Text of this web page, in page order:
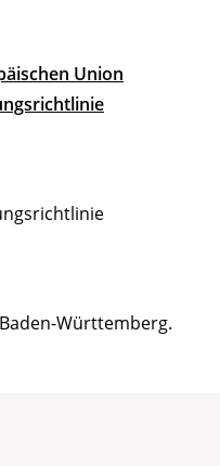
Union
Baden-Württemberg.